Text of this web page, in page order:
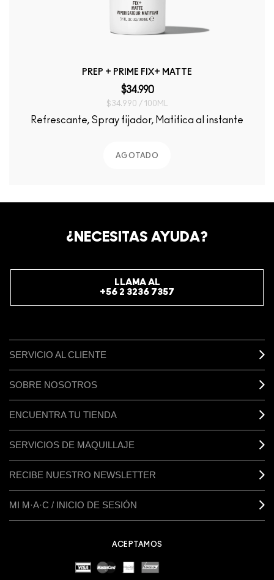
PREP + PRIME FIX+ MATTE
$34.990
$34.990 / 100ML
Refrescante, Spray fijador, Matifica al instante
AGOTADO
¿NECESITAS AYUDA?
LLAMA AL
+56 2 3236 7357
SERVICIO AL CLIENTE
SOBRE NOSOTROS
ENCUENTRA TU TIENDA
SERVICIOS DE MAQUILLAJE
RECIBE NUESTRO NEWSLETTER
MI M·A·C / INICIO DE SESIÓN
ACEPTAMOS